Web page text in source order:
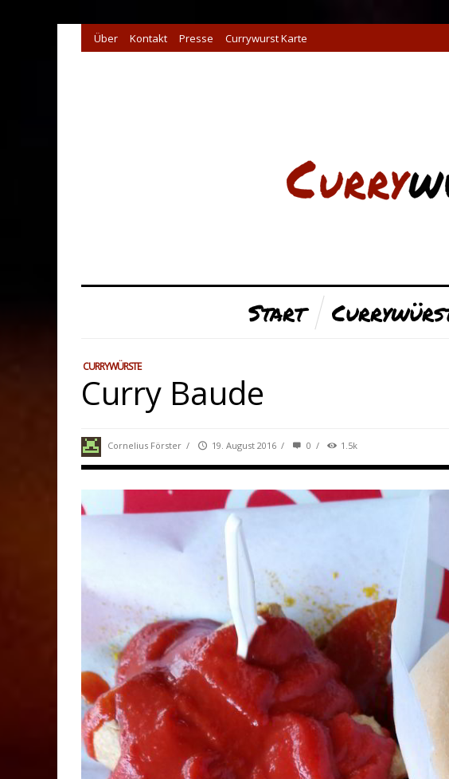
Über Kontakt Presse Currywurst Karte
Start
CURRYWÜRSTE
Curry Baude
Cornelius Förster / 19. August 2016 / 0 / 1.5k